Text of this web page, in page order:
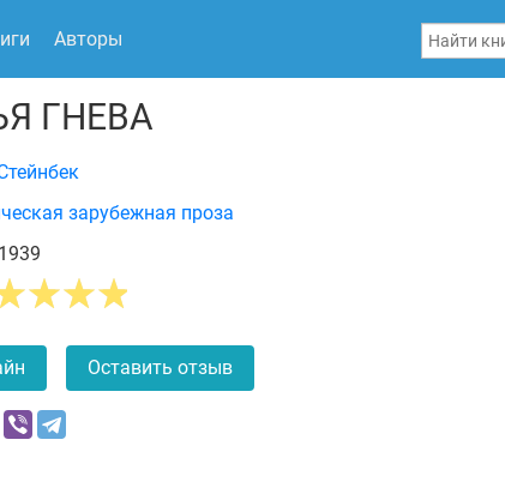
Авторы
ГНЕВА
зарубежная проза
1939
Оставить отзыв